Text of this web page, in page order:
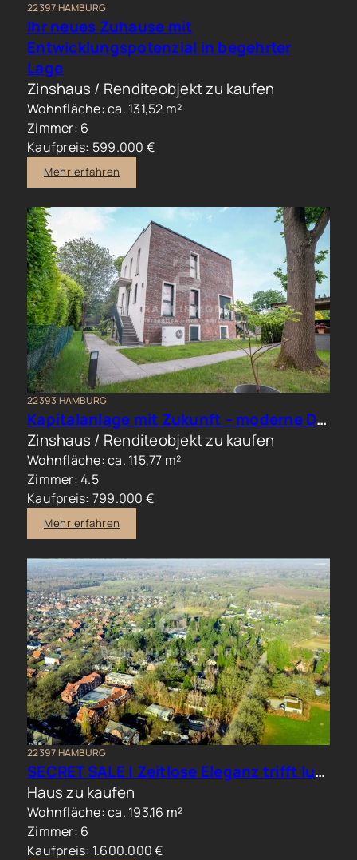
22397 HAMBURG
Ihr neues Zuhause mit
Entwicklungspotenzial in begehrter
Lage
Zinshaus / Renditeobjekt zu kaufen
Wohnfläche: ca. 131,52 m²
Zimmer: 6
Kaufpreis: 599.000 €
Mehr erfahren
22393 HAMBURG
Kapitalanlage mit Zukunft – moderne Doppelhaushälfte in begehrter Wohnlage
Zinshaus / Renditeobjekt zu kaufen
Wohnfläche: ca. 115,77 m²
Zimmer: 4.5
Kaufpreis: 799.000 €
Mehr erfahren
22397 HAMBURG
SECRET SALE | Zeitlose Eleganz trifft luxuriöses Familienwohnen im Hamburger Norden
Haus zu kaufen
Wohnfläche: ca. 193,16 m²
Zimmer: 6
Kaufpreis: 1.600.000 €